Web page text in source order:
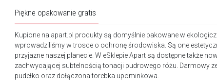
Piękne opakowanie gratis
Kupione na apart.pl produkty są domyślnie pakowane w
wprowadziliśmy w trosce o ochronę środowiska. Są one
przyjazne naszej planecie. W eSklepie Apart są dostępne także
zachwycającej subtelnością tonacji pudrowego różu. Darmowy
pudełko oraz dołączona torebka upominkowa.